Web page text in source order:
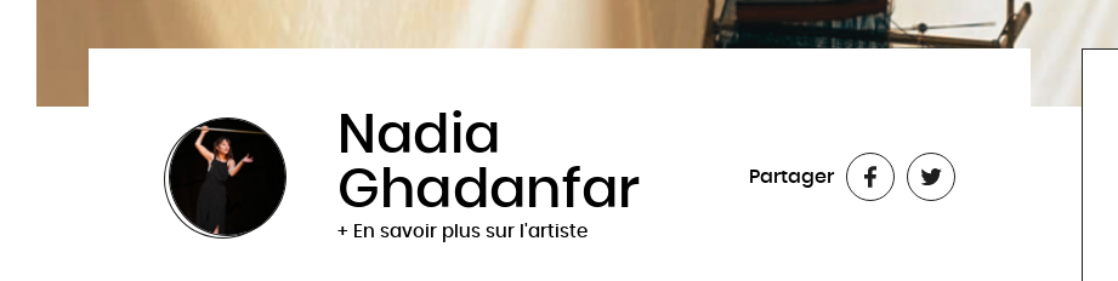
Nadia
Ghadanfar
+ En savoir plus sur l'artiste
Partager